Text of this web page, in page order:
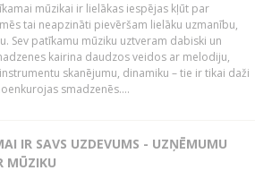
mūzikai ir lielākas iespējas kļūt par
tai neapzināti pievēršam lielāku uzmanību,
Sev patīkamu mūziku uztveram dabiski un
kairina daudzos veidos ar melodiju,
skanējumu, dinamiku – tie ir tikai daži
smadzenēs....
IR SAVS UZDEVUMS - UZŅĒMUMU
MŪZIKU